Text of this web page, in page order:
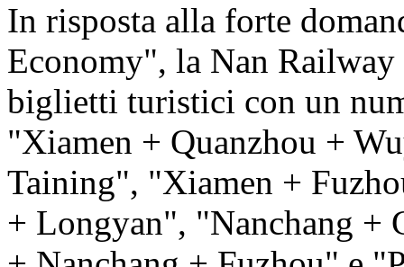
In risposta alla forte
Economy", la Nan Railway
biglietti turistici con un
"Xiamen + Quanzhou +
Taining", "Xiamen +
+ Longyan", "Nanchang +